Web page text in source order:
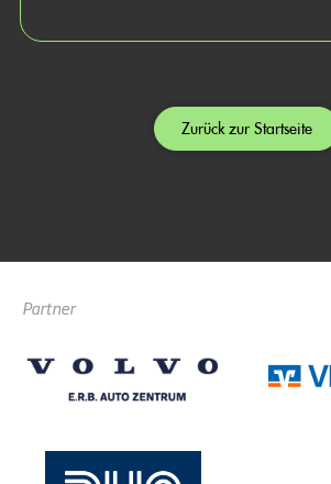
Zurück zur Startseite
Partner